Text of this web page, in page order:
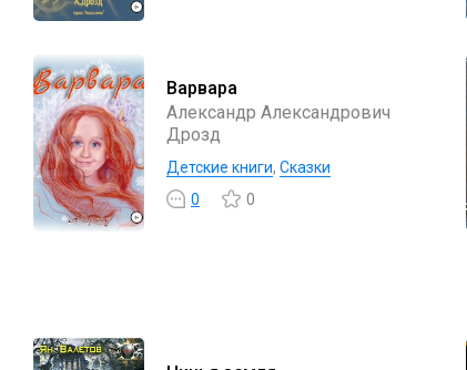
Варвара
Александр Александрович
Дрозд
Детские книги, Сказки
0
0